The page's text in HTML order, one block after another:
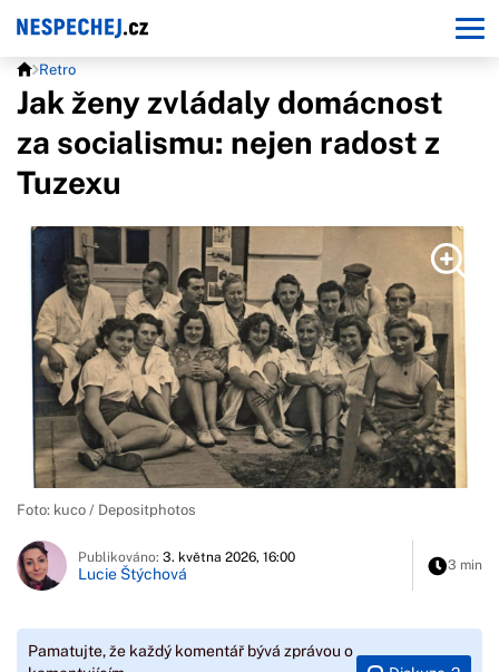
Retro
Jak ženy zvládaly domácnost
za socialismu: nejen radost z
Tuzexu
Foto: kuco / Depositphotos
Publikováno: 3. května 2026, 16:00
Lucie Štýchová 3 min
Pamatujte, že každý komentář bývá zprávou o